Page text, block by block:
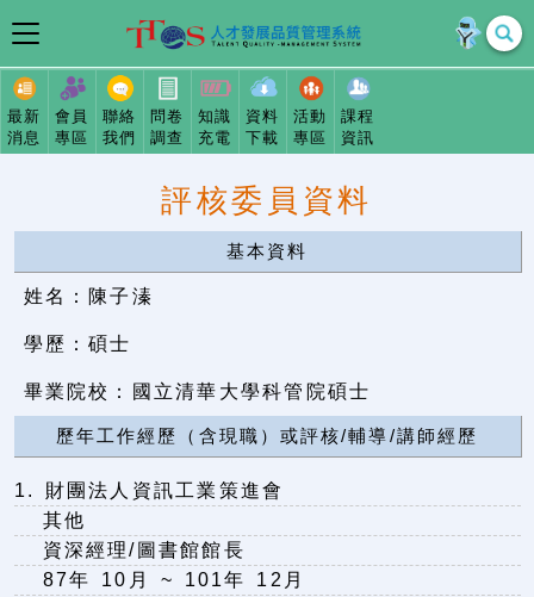
最新
消息
會員
專區
聯絡
我們
問卷
調查
知識
充電
資料
下載
活動
專區
課程
資訊
評核委員資料
基本資料
姓名：陳子溱
學歷：碩士
畢業院校：國立清華大學科管院碩士
歷年工作經歷（含現職）或評核/輔導/講師經歷
1. 財團法人資訊工業策進會
其他
資深經理/圖書館館長
87年 10月 ~ 101年 12月